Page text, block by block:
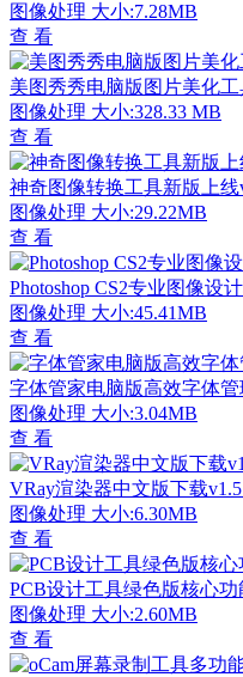
图像处理 大小:7.28MB
查 看
美图秀秀电脑版图片美化工
图像处理 大小:328.33 MB
查 看
神奇图像转换工具新版上线
图像处理 大小:29.22MB
查 看
Photoshop CS2专业图像设
图像处理 大小:45.41MB
查 看
字体管家电脑版高效字体管
图像处理 大小:3.04MB
查 看
VRay渲染器中文版下载
图像处理 大小:6.30MB
查 看
PCB设计工具绿色版核心功
图像处理 大小:2.60MB
查 看